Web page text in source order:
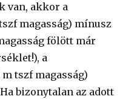
van, akkor a
magasság) mínusz
fölött már
a
tszf magasság)
bizonytalan az adott